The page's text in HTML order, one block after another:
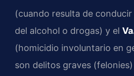
(cuando resulta de
del alcohol o drogas) y el
(homicidio involuntario en
son delitos graves